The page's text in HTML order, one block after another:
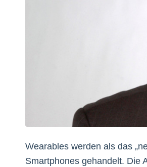
Wearables werden als das
Smartphones gehandelt. Die